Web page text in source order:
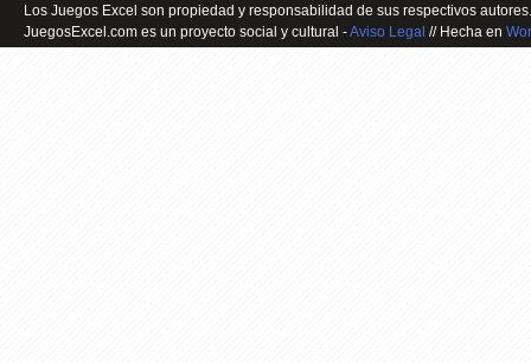
Los Juegos Excel son propiedad y responsabilidad de sus respectivos
JuegosExcel.com es un proyecto social y cultural -Aviso Legal // Hecha en